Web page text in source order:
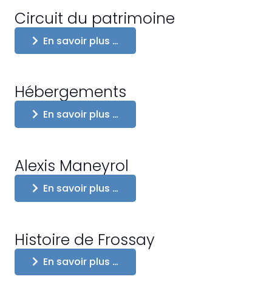
Circuit du patrimoine
En savoir plus …
Hébergements
En savoir plus …
Alexis Maneyrol
En savoir plus …
Histoire de Frossay
En savoir plus …